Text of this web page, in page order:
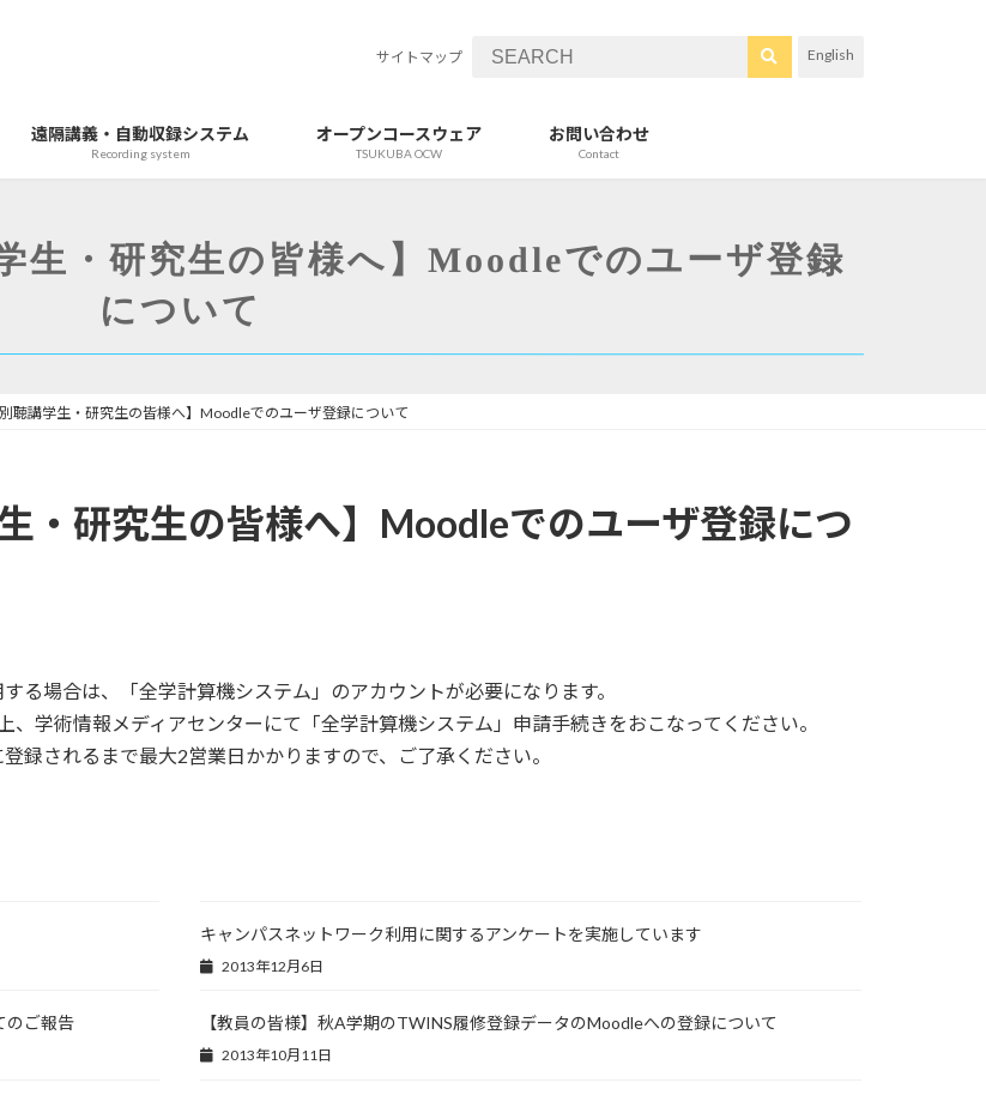
サイトマップ English
遠隔講義・自動収録システム
Recording system
オープンコースウェア
TSUKUBA OCW
お問い合わせ
Contact
生・研究生の皆様へ】Moodleでのユーザ登録
について
別聴講学生・研究生の皆様へ】Moodleでのユーザ登録について
・研究生の皆様へ】Moodleでのユーザ登録につ
場合は、「全学計算機システム」のアカウントが必要になります。
学術情報メディアセンターにて「全学計算機システム」申請手続きをおこなってください。
録されるまで最大2営業日かかりますので、ご了承ください。
キャンパスネットワーク利用に関するアンケートを実施しています
2013年12月6日
のご報告 【教員の皆様】秋A学期のTWINS履修登録データのMoodleへの登録について
2013年10月11日